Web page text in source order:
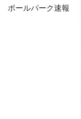
ボールパーク速報